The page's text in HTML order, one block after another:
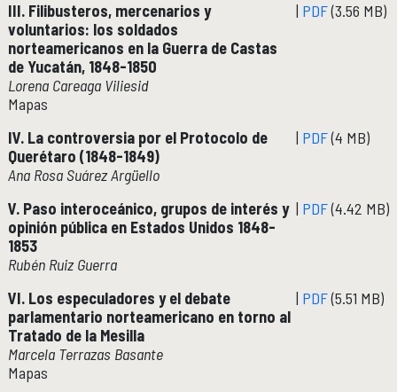
Acervos
BIBLIOTECA
Servicios
Boletín
Recursos en línea
Repositorio Institucional Históricas UNAM
Unidad Oaxaca
UNIDAD OAXACA
Investigadores
Docencia y vinculación
Actividades académicas
Género y Ética
GÉNERO Y ÉTICA
III. Filibusteros, mercenarios y
voluntarios: los soldados
norteamericanos en la Guerra de Castas
de Yucatán, 1848-1850
Lorena Careaga Viliesid
Mapas
| PDF(3.56 MB)
IV. La controversia por el Protocolo de
Querétaro (1848-1849)
Ana Rosa Suárez Argüello
| PDF(4 MB)
V. Paso interoceánico, grupos de interés y
opinión pública en Estados Unidos 1848-
1853
Rubén Ruiz Guerra
| PDF(4.42 MB)
VI. Los especuladores y el debate
parlamentario norteamericano en torno al
Tratado de la Mesilla
Marcela Terrazas Basante
Mapas
| PDF(5.51 MB)